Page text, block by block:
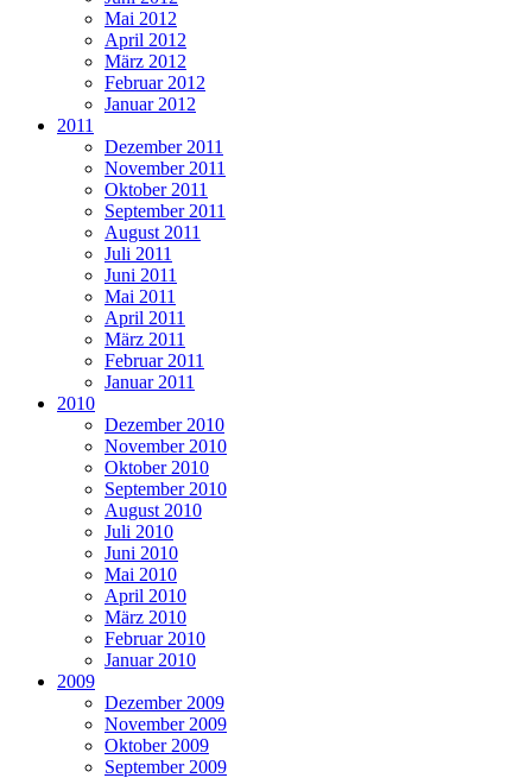
Mai 2012
April 2012
März 2012
Februar 2012
Januar 2012
2011
Dezember 2011
November 2011
Oktober 2011
September 2011
August 2011
Juli 2011
Juni 2011
Mai 2011
April 2011
März 2011
Februar 2011
Januar 2011
2010
Dezember 2010
November 2010
Oktober 2010
September 2010
August 2010
Juli 2010
Juni 2010
Mai 2010
April 2010
März 2010
Februar 2010
Januar 2010
2009
Dezember 2009
November 2009
Oktober 2009
September 2009